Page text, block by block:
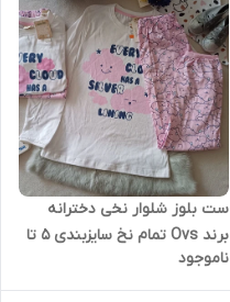
ست بلوز شلوار نخی دخترانه
برند Ovs تمام نخ سایزبندی 5 تا
8 ساله
ناموجود